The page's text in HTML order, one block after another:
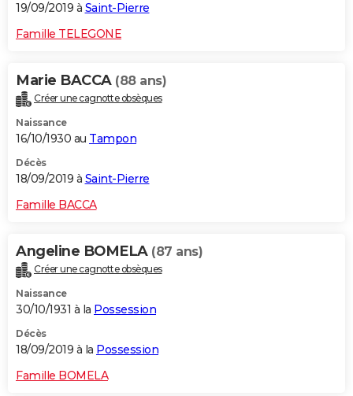
19/09/2019 à Saint-Pierre
Famille TELEGONE
Marie BACCA (88 ans)
Créer une cagnotte obsèques
Naissance
16/10/1930 au Tampon
Décès
18/09/2019 à Saint-Pierre
Famille BACCA
Angeline BOMELA (87 ans)
Créer une cagnotte obsèques
Naissance
30/10/1931 à la Possession
Décès
18/09/2019 à la Possession
Famille BOMELA